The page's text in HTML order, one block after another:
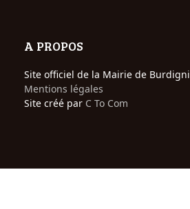
A PROPOS
Site officiel de la Mairie de
Mentions légales
Site créé par C To Com